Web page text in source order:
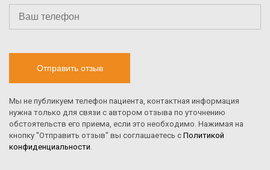
Отправить отзыв
Мы не публикуем телефон пациента, контактная информация
нужна только для связи с автором отзыва по уточнению
обстоятельств его приема, если это необходимо. Нажимая на
кнопку "Отправить отзыв" вы соглашаетесь с Политикой
конфиденциальности.